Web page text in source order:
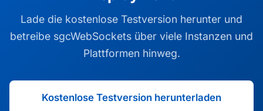
Lade die kostenlose Testversion herunter und
betreibe sgcWebSockets über viele Instanzen und
Plattformen hinweg.
Kostenlose Testversion herunterladen